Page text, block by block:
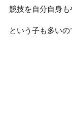
競技を自分自身も
という子も多い